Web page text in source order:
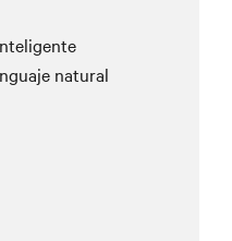
natural